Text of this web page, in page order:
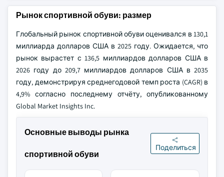
Рынок спортивной обуви: размер
Глобальный рынок спортивной обуви оценивался в 130,1
миллиарда долларов США в 2025 году. Ожидается, что
рынок вырастет с 136,5 миллиардов долларов США в
2026 году до 209,7 миллиардов долларов США в 2035
году, демонстрируя среднегодовой темп роста (CAGR) в
4,9% согласно последнему отчёту, опубликованному
Global Market Insights Inc.
Основные выводы рынка
спортивной обуви
Поделиться